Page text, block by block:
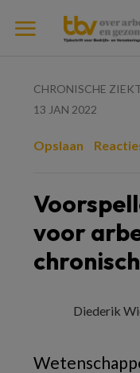
CHRONISCHE
13 JAN 2022
Opslaan
voor
Diederik